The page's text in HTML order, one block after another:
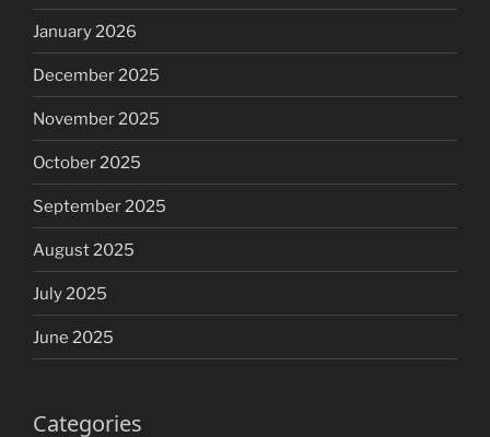
January 2026
December 2025
November 2025
October 2025
September 2025
August 2025
July 2025
June 2025
Categories